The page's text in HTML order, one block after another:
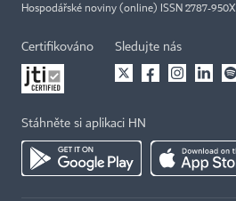
Hospodářské noviny (online) ISSN 2787-950X
Certifikováno Sledujte nás
Stáhněte si aplikaci HN